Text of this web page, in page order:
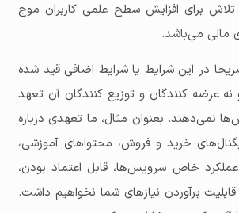
برای افزايش سطح علمی کاربران موج
مالی می‌باشد.
در این شرایط یا شرایط اضافی قید شده
عرضه کنندگان و توزیع کنندگان آن تعهد
نمی‌دهند. بعنوان مثال، ما تعهدی درباره
خرید و فروش، محتواهای آموزشی،
عملکرد خاص سرویس‌ها، قابل اعتماد بودن،
برآوردن نیازهای شما نخواهیم داشت.